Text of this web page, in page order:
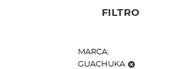
FILTRO
MARCA:
GUACHUKA